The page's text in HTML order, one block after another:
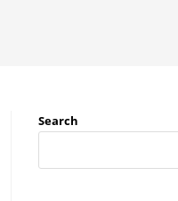
Search